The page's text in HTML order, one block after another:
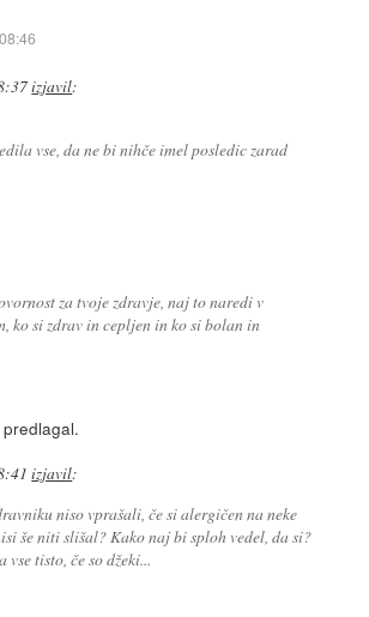
izjavil:
vse, da ne bi nihče imel posledic zarad
za tvoje zdravje, naj to naredi v
ko si zdrav in cepljen in ko si bolan in
izjavil:
niso vprašali, če si alergičen na neke
še niti slišal? Kako naj bi sploh vedel, da si?
tisto, če so džeki...